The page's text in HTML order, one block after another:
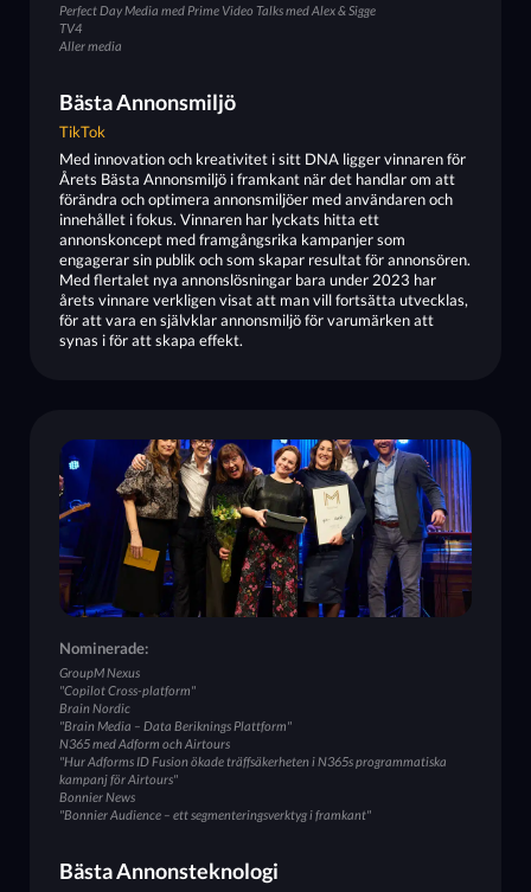
Perfect Day Media med Prime Video Talks med Alex & Sigge
TV4
Aller media
Bästa Annonsmiljö
TikTok
Med innovation och kreativitet i sitt DNA ligger vinnaren för
Årets Bästa Annonsmiljö i framkant när det handlar om att
förändra och optimera annonsmiljöer med användaren och
innehållet i fokus. Vinnaren har lyckats hitta ett
annonskoncept med framgångsrika kampanjer som
engagerar sin publik och som skapar resultat för annonsören.
Med flertalet nya annonslösningar bara under 2023 har
årets vinnare verkligen visat att man vill fortsätta utvecklas,
för att vara en självklar annonsmiljö för varumärken att
synas i för att skapa effekt.
Nominerade:
GroupM Nexus
"Copilot Cross-platform"
Brain Nordic
"Brain Media – Data Beriknings Plattform"
N365 med Adform och Airtours
"Hur Adforms ID Fusion ökade träffsäkerheten i N365s programmatiska
kampanj för Airtours"
Bonnier News
"Bonnier Audience – ett segmenteringsverktyg i framkant"
Bästa Annonsteknologi